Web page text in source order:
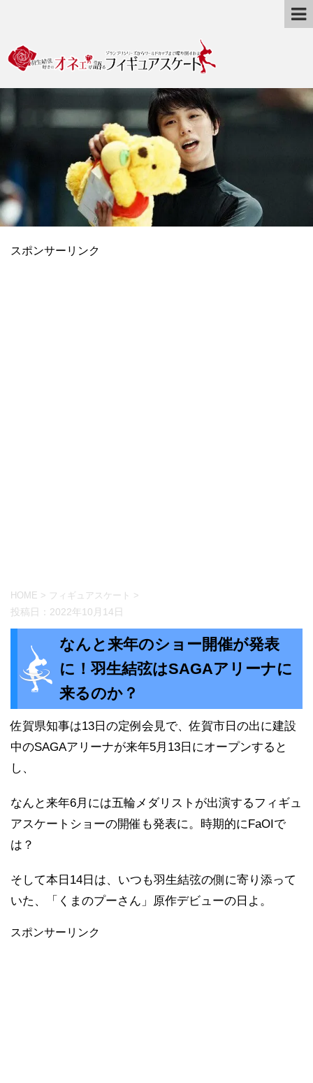
スポンサーリンク
HOME > フィギュアスケート >
投稿日： 2022年10月14日
なんと来年のショー開催が発表
に！羽生結弦はSAGAアリーナに
来るのか？
佐賀県知事は13日の定例会見で、佐賀市日の出に建設
中のSAGAアリーナが来年5月13日にオープンすると
し、
なんと来年6月には五輪メダリストが出演するフィギュ
アスケートショーの開催も発表に。時期的にFaOIで
は？
そして本日14日は、いつも羽生結弦の側に寄り添って
いた、「くまのプーさん」原作デビューの日よ。
スポンサーリンク